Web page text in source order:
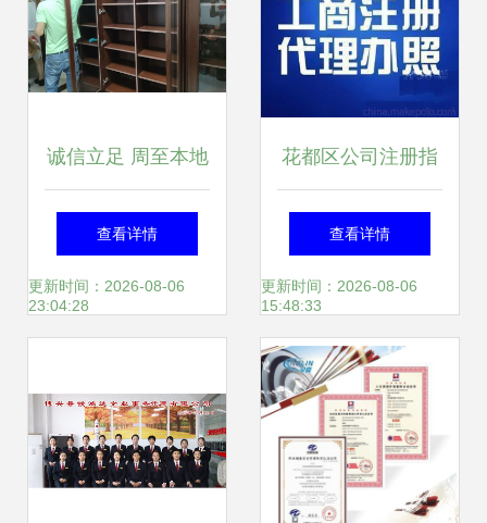
诚信立足 周至本地
搬家公司如何用诚
信服务赢得客户信
查看详情
更新时间：2026-08-06
23:04:28
花都区公司注册指
南 从花东物流到狮
岭皮革城的创业必
修课
查看详情
更新时间：2026-08-06
15:48:33